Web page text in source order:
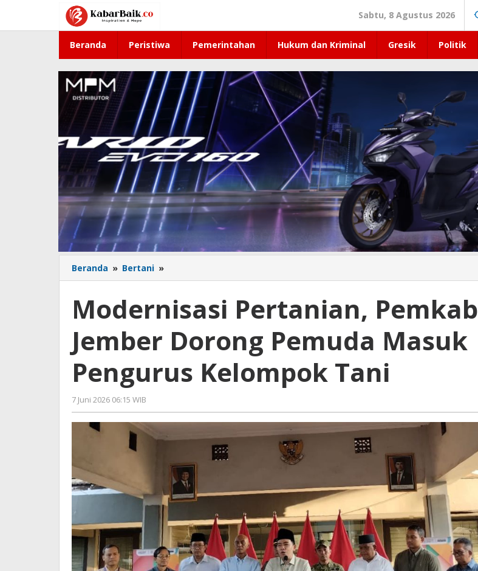
konten
Sabtu, 8 Agustus 2026
Beranda Peristiwa Pemerintahan Hukum dan Kriminal Gresik Politik
Beranda » Bertani »
Pertanian,
Jember
Dorong
Pemuda
Masuk
Kelompok
Tani
Modernisasi Pertanian, Pemkab
Jember Dorong Pemuda Masuk
Pengurus Kelompok Tani
7 Juni 2026 06:15 WIB
Andika
DP